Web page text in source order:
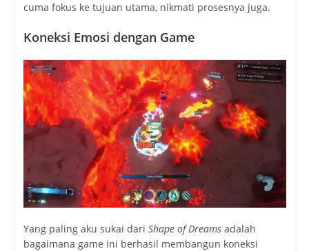
cuma fokus ke tujuan utama, nikmati prosesnya juga.
Koneksi Emosi dengan Game
Yang paling aku sukai dari Shape of Dreamsadalah
bagaimana game ini berhasil membangun koneksi